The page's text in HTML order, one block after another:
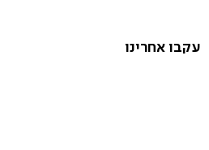
עקבו אחרינו